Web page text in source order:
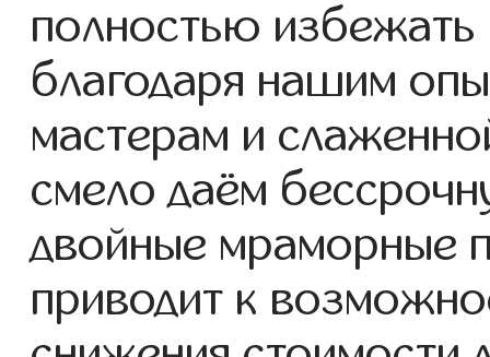
полностью
благодаря нашим
мастерам и
смело даём
двойные мраморные
приводит к